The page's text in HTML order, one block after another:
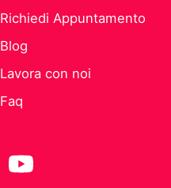
Richiedi Appuntamento
Blog
Lavora con noi
Faq